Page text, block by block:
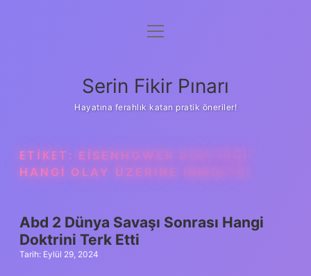
Gizlilik Politikası
Yasal Uyarı
menüyü
Serin Fikir Pınarı
Hayatına ferahlık katan pratik öneriler!
ETIKET: EISENHOWER DOKTRINI
HANGI OLAY ÜZERINE INMIŞTIR
Abd 2 Dünya Savaşı Sonrası Hangi
Doktrini Terk Etti
Tarih: Eylül 29, 2024